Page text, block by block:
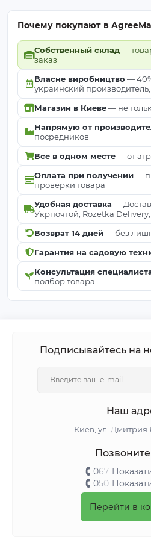
Почему покупают в
Собственный склад—
заказ
Власне виробництво —
украинский производитель,
Магазин в Киеве— не
Напрямую от
посредников
Все в одном месте— от
Оплата при получении—
проверки товара
Удобная доставка —
Укрпочтой, Rozetka
Возврат 14 дней— без
Гарантия на садовую
Консультация
подбор товара
Подписывайтесь на
Наш
Киeв, ул. Дмитрия
067
050
Перейти в